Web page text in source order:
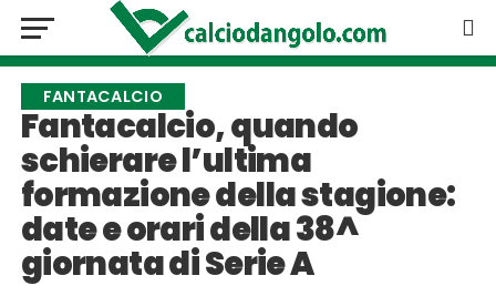
FANTACALCIO
Fantacalcio, quando
schierare l’ultima
formazione della stagione:
date e orari della 38^
giornata di Serie A